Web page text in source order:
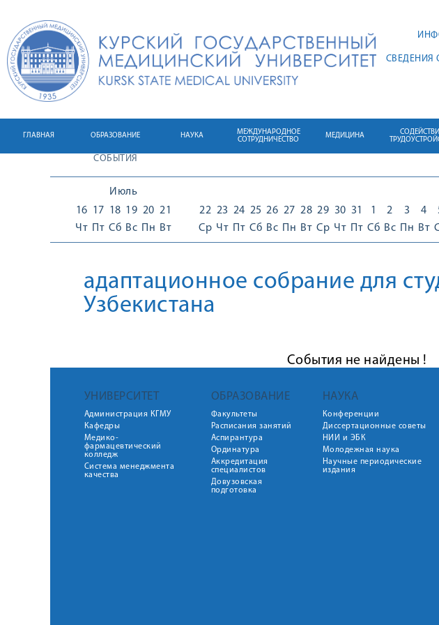
СВЕДЕНИЯ
ГЛАВНАЯ ОБРАЗОВАНИЕ НАУКА
МЕЖДУНАРОДНОЕ
СОТРУДНИЧЕСТВО
МЕДИЦИНА
СОБЫТИЯ
Июль
16
Чт
17
Пт
18
Сб
19
Вс
20
Пн
21
Вт
22
Ср
23
Чт
24
Пт
25
Сб
26
Вс
27
Пн
28
Вт
29
Ср
30
Чт
31
Пт
1
Сб
2
Вс
3
Пн
4
Вт
адаптационное собрание для
Узбекистана
События не найдены !
УНИВЕРСИТЕТ
Администрация КГМУ
Кафедры
Медико-
фармацевтический
колледж
Система менеджмента
качества
ОБРАЗОВАНИЕ
Факультеты
Расписания занятий
Аспирантура
Ординатура
Аккредитация
специалистов
Довузовская
подготовка
НАУКА
Конференции
Диссертационные советы
НИИ и ЭБК
Молодежная наука
Научные периодические
издания